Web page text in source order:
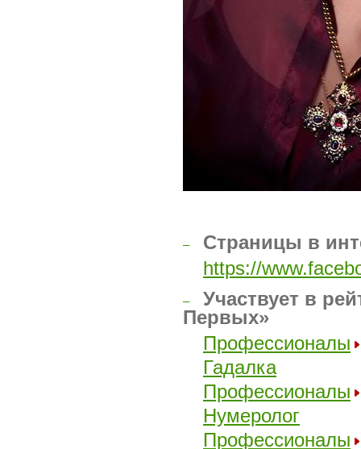
–
Страницы в
https://
–
Участвует в
Первых»
Профессионалы
Гадалка
Профессионалы
Нумеролог
Профессионалы